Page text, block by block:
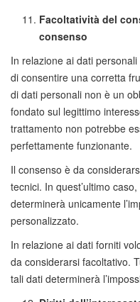
Facoltatività del
consenso
In relazione ai dati
di consentire una corretta
di dati personali non è un
fondato sul legittimo
trattamento non potrebbe
perfettamente funzionante.
Il consenso è da
tecnici. In quest’ultimo
determinerà unicamente
personalizzato.
In relazione ai dati forniti
da considerarsi facoltativo.
tali dati determinerà